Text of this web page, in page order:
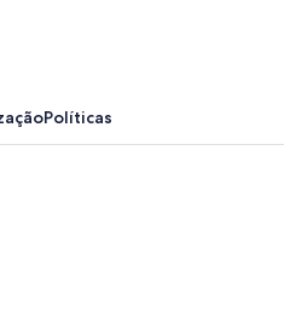
Políticas